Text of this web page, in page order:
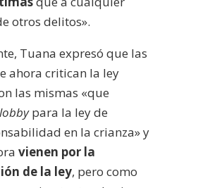
otros delitos».
Tuana expresó que las
ahora critican la ley
las mismas «que
lobbypara la ley de
en la crianza» y
vienen por la
de la ley, pero como